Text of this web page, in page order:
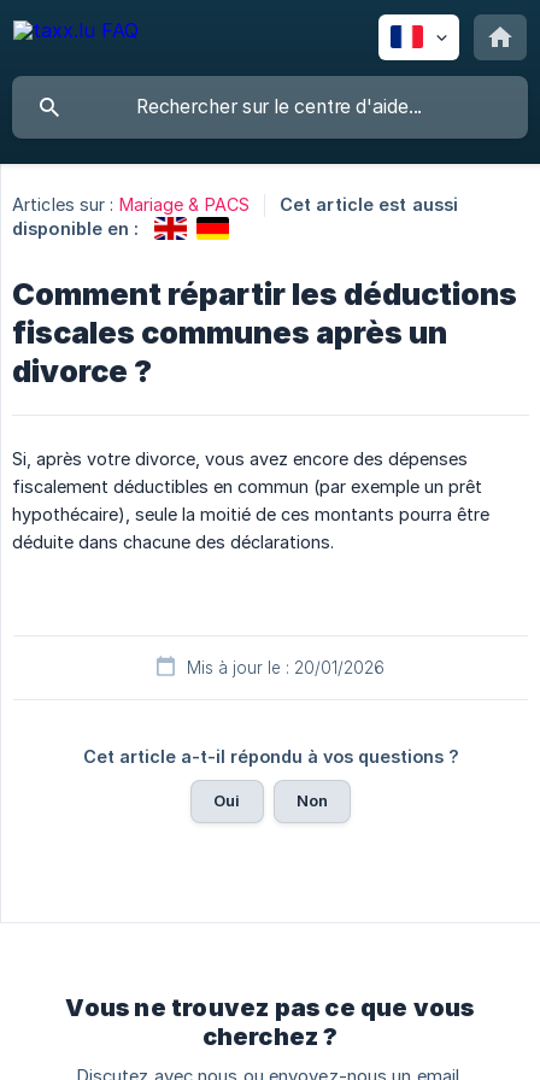
Articles sur : Mariage & PACS
Cet article est aussi
disponible en :
Comment répartir les déductions
fiscales communes après un
divorce ?
Si, après votre divorce, vous avez encore des dépenses
fiscalement déductibles en commun (par exemple un prêt
hypothécaire), seule la moitié de ces montants pourra être
déduite dans chacune des déclarations.
Mis à jour le : 20/01/2026
Cet article a-t-il répondu à vos questions ?
Oui Non
Vous ne trouvez pas ce que vous
cherchez ?